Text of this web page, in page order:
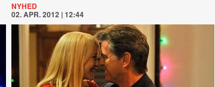
NYHED
02. APR. 2012 | 12:44